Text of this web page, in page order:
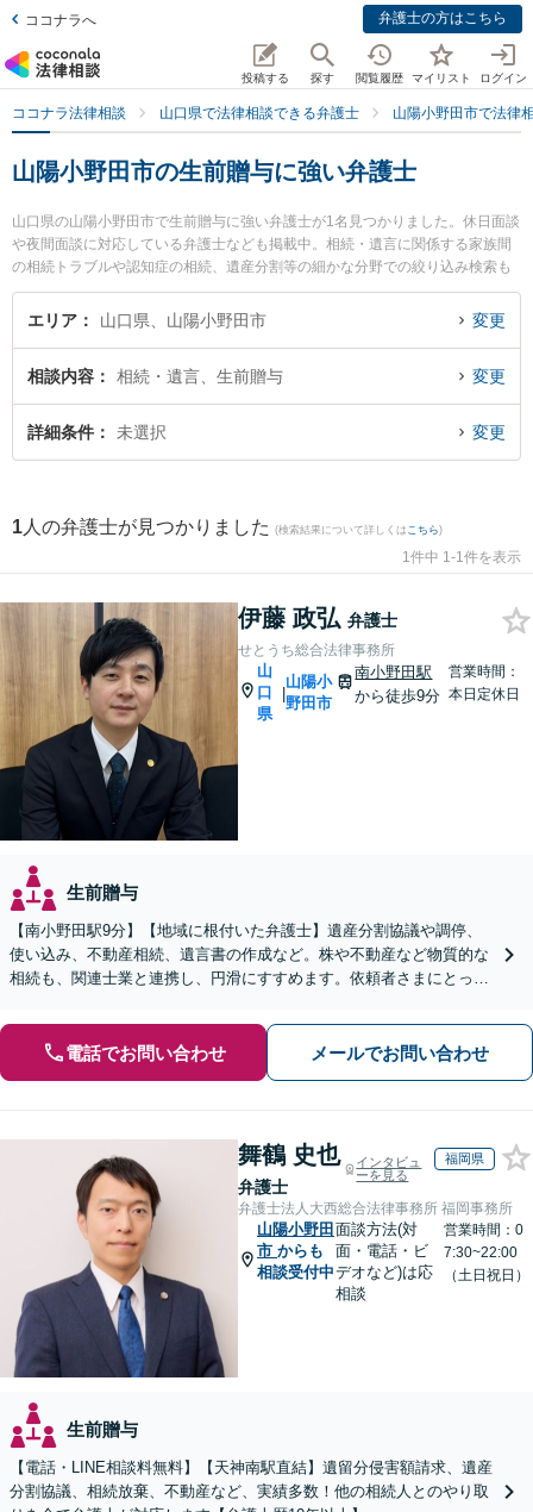
ココナラへ 弁護士の方はこちら
投稿する 探す 閲覧履歴 マイリスト ログイン
ココナラ法律相談 山口県で法律相談できる弁護士 山陽小野田市で法律
山陽小野田市の生前贈与に強い弁護士
山口県の山陽小野田市で生前贈与に強い弁護士が1名見つかりました。休日面談
や夜間面談に対応している弁護士なども掲載中。相続・遺言に関係する家族間
の相続トラブルや認知症の相続、遺産分割等の細かな分野での絞り込み検索も
でき便利です。特にせとうち総合法律事務所の伊藤 政弘弁護士のプロフィール
情報や弁護士費用、強みなどが注目されています。『山陽小野田市で土日や夜
前贈与を法律相談できる山陽小野田市内の弁護士に相談予約したい』などでお
困りの相談者さんにおすすめです。
エリア 山口県、山陽小野田市 変更
相談内容 相続・遺言、生前贈与 変更
詳細条件 未選択 変更
1 人の弁護士が見つかりました (検索結果について詳しくは こちら)
1件中 1-1件を表示
伊藤 政弘 弁護士
せとうち総合法律事務所
山
口
県
|
山陽小
野田市
南小野田駅
から徒歩9分
営業時間：
本日定休日
生前贈与
【南小野田駅9分】【地域に根付いた弁護士】遺産分割協議や調停、
使い込み、不動産相続、遺言書の作成など。株や不動産など物質的な
相続も、関連士業と連携し、円滑にすすめます。依頼者さまにとって
電話でお問い合わせ メールでお問い合わせ
舞鶴 史也
弁護士
インタビュ
ーを見る
福岡県
弁護士法人大西総合法律事務所 福岡事務所
山陽小野田
市 からも
相談受付中
面談方法(対
面・電話・ビ
デオなど)は応
相談
営業時間：0
7:30~22:00
（土日祝日）
生前贈与
【電話・LINE相談料無料】【天神南駅直結】遺留分侵害額請求、遺産
分割協議、相続放棄、不動産など、実績多数！他の相続人とのやり取